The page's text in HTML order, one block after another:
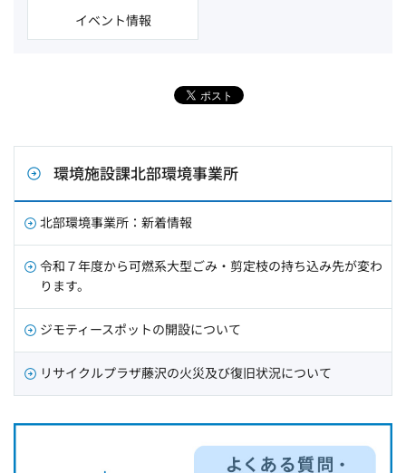
イベント情報
環境施設課北部環境事業所
北部環境事業所：新着情報
令和７年度から可燃系大型ごみ・剪定枝の持ち込み先が変わ
ります。
ジモティースポットの開設について
リサイクルプラザ藤沢の火災及び復旧状況について